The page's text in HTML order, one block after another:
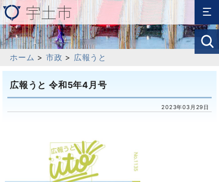
ホーム > 市政 > 広報うと
広報うと 令和5年4月号
2023年03月29日